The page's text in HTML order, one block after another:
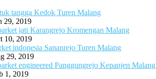
tangga Kedok Turen Malang
29, 2019
jati Karangrejo Kromengan Malang
10, 2019
indonesia Sananrejo Turen Malang
29, 2019
engineered Panggungrejo Kepanjen Malang
1, 2019